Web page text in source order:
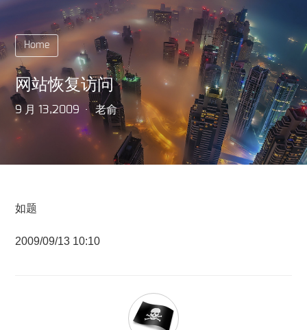
Home
网站恢复访问
9 月 13,2009 老俞
如题
2009/09/13 10:10